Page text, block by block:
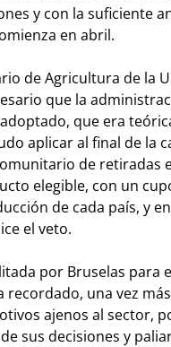
y con la suficiente
en abril.
de Agricultura de la
que la
que era
aplicar al final de la
de retiradas
elegible, con un
de cada país, y
el veto.
por Bruselas para
una vez
ajenos al sector,
sus decisiones y